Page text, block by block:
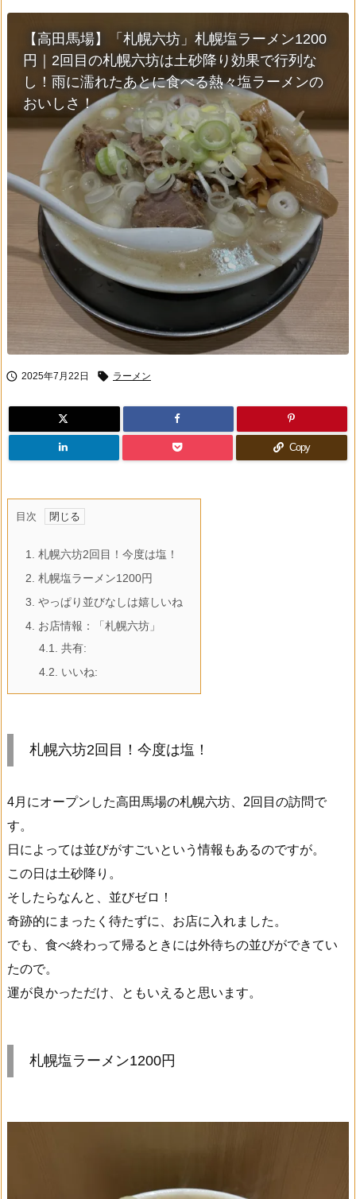
【高田馬場】「札幌六坊」札幌塩ラーメン1200
円｜2回目の札幌六坊は土砂降り効果で行列な
し！雨に濡れたあとに食べる熱々塩ラーメンの
おいしさ！
 2025年7月22日  ラーメン
Copy
目次
1.
札幌六坊2回目！今度は塩！
2. 札幌塩ラーメン1200円
3. やっぱり並びなしは嬉しいね
4. お店情報：「札幌六坊」
4.1.
共有:
4.2.
いいね:
札幌六坊2回目！今度は塩！
4月にオープンした高田馬場の札幌六坊、2回目の訪問で
す。
日によっては並びがすごいという情報もあるのですが。
この日は土砂降り。
そしたらなんと、並びゼロ！
奇跡的にまったく待たずに、お店に入れました。
でも、食べ終わって帰るときには外待ちの並びができてい
たので。
運が良かっただけ、ともいえると思います。
札幌塩ラーメン1200円